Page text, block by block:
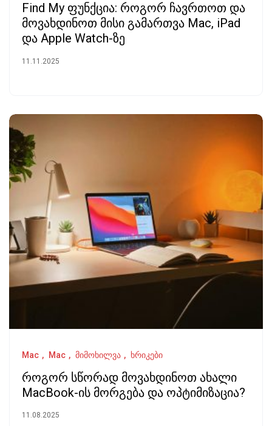
Find My ფუნქცია: როგორ ჩავრთოთ და
მოვახდინოთ მისი გამართვა Mac, iPad
და Apple Watch-ზე
11.11.2025
Mac Mac მიმოხილვა ხრიკები
როგორ სწორად მოვახდინოთ ახალი
MacBook-ის მორგება და ოპტიმიზაცია?
11.08.2025